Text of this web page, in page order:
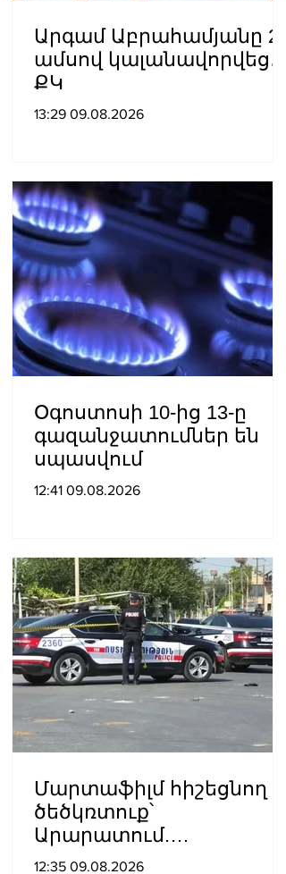
Արգամ Աբրահամյանը 2
ամսով կալանավորվեց․
ՔԿ
13:29 09.08.2026
Օգոստոսի 10-ից 13-ը
գազանջատումներ են
սպասվում
12:41 09.08.2026
Մարտաֆիլմ հիշեցնող
ծեծկռտուք՝
Արարատում.
Դաշտավանում կան 10-
12:35 09.08.2026